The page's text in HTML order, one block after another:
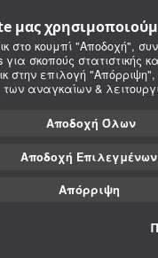
μας
στο κουμπί "Αποδοχή",
για σκοπούς στατιστικής
στην επιλογή
αναγκαίων &
Αποδοχή Όλων
Αποδοχή Επιλεγμένων
Απόρριψη